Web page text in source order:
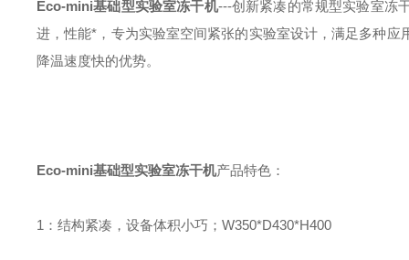
Eco-mini基础型实验室冻干机---创新紧凑的常规型实验室冻
进，性能*，专为实验室空间紧张的实验室设计，满足多种
降温速度快的优势。
Eco-mini基础型实验室冻干机产品特色：
1：结构紧凑，设备体积小巧；W350*D430*H400